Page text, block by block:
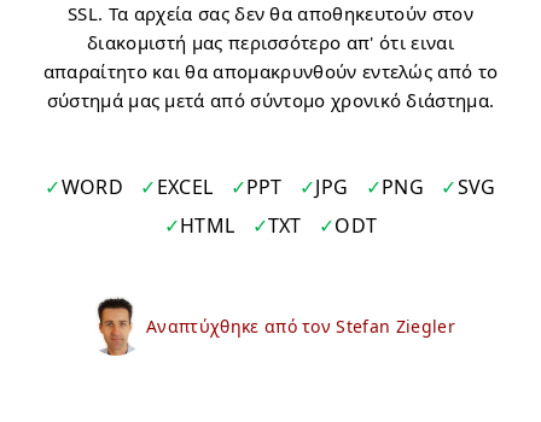
SSL. Τα αρχεία σας δεν θα αποθηκευτούν στον
διακομιστή μας περισσότερο απ' ότι ειναι
απαραίτητο και θα απομακρυνθούν εντελώς από το
σύστημά μας μετά από σύντομο χρονικό διάστημα.
WORD EXCEL PPT JPG PNG
SVG
HTML
TXT ODT
Αναπτύχθηκε από τον Stefan Ziegler